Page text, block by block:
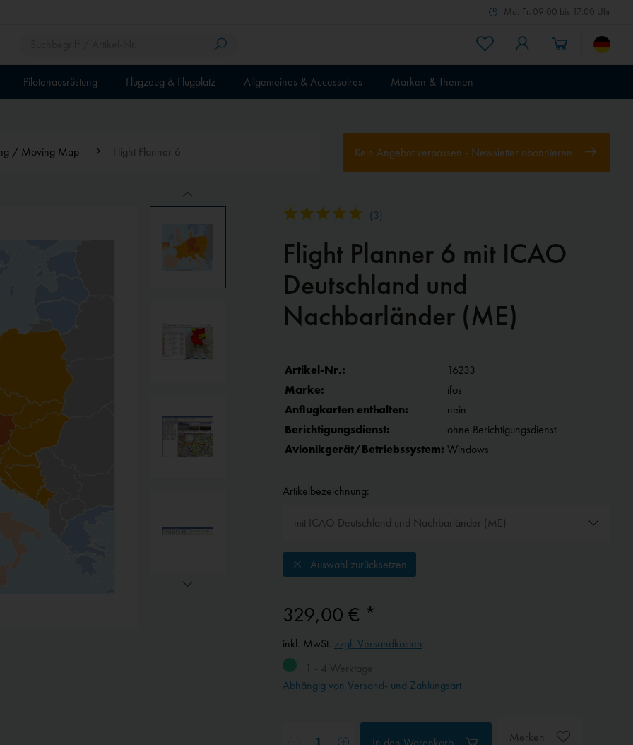
Mo.-Fr. 09:00 bis 17:00 Uhr
Pilotenausrüstung Flugzeug & Flugplatz Allgemeines & Accessoires Marken & Themen
/ Moving Map Flight Planner 6 Kein Angebot verpassen - Newsletter abonnieren
(3)
Flight Planner 6 mit ICAO
Deutschland und
Nachbarländer (ME)
Artikel-Nr.:
16233
Marke:
ifos
Anflugkarten enthalten:
nein
Berichtigungsdienst:
ohne Berichtigungsdienst
Avionikgerät/Betriebssystem: Windows
Artikelbezeichnung:
Auswahl zurücksetzen
329,00 € *
inkl. MwSt. zzgl. Versandkosten
Abhängig von Versand- und Zahlungsart
Merken